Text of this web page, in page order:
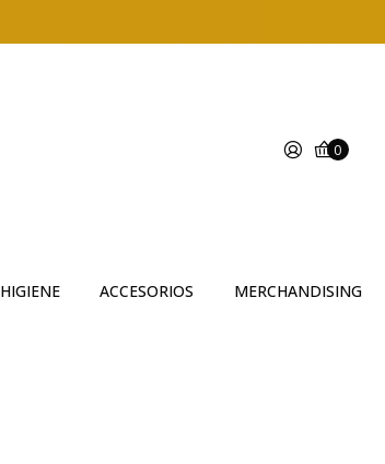
0
HIGIENE ACCESORIOS MERCHANDISING